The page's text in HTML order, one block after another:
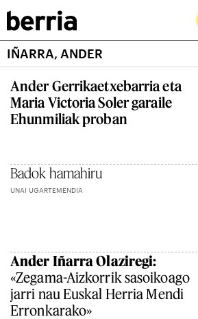
IÑARRA, ANDER
Ander Gerrikaetxebarria eta
Maria Victoria Soler garaile
Ehunmiliak proban
Badok hamahiru
UNAI UGARTEMENDIA
Ander Iñarra Olaziregi:
«Zegama-Aizkorrik sasoikoago
jarri nau Euskal Herria Mendi
Erronkarako»